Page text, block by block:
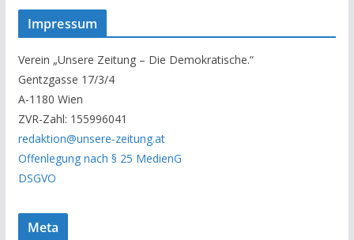
s
A
r
c
h
i
v
Impressum
Verein „Unsere Zeitung – Die Demokratische.“
Gentzgasse 17/3/4
A-1180 Wien
ZVR-Zahl: 155996041
redaktion@unsere-zeitung.at
Offenlegung nach § 25 MedienG
DSGVO
Meta